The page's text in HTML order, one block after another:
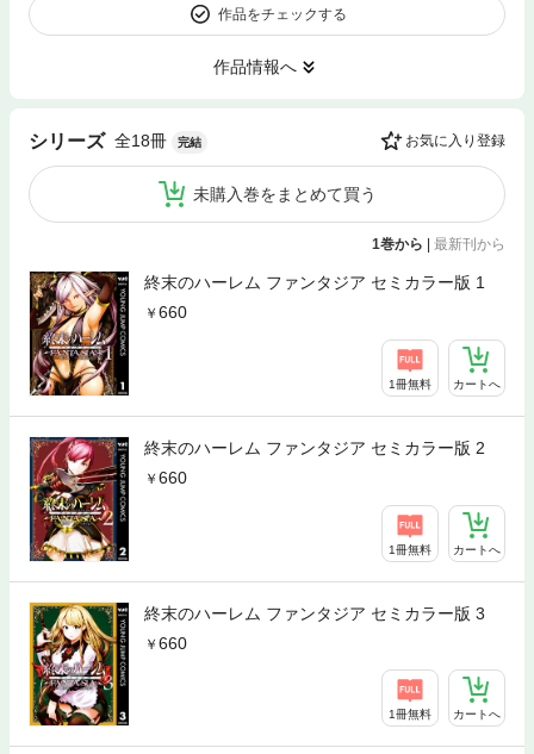
作品をチェックする
作品情報へ
シリーズ 全18冊 完結 お気に入り登録
未購入巻をまとめて買う
1巻から 最新刊から
終末のハーレム ファンタジア セミカラー版 1
660
1冊無料 カートへ
終末のハーレム ファンタジア セミカラー版 2
660
1冊無料 カートへ
終末のハーレム ファンタジア セミカラー版 3
660
1冊無料 カートへ